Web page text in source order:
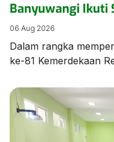
Banyuwangi Ikuti
Pendidikan
Kepercayaan Diri
06 Aug 2026
Dalam rangka
ke-81 Kemerdekaan
berkebutuhan
Unsur Pelaksana
seminar pengasuhan
(6/8/2026). ​Kegiatan